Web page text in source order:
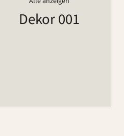
Dekor 001